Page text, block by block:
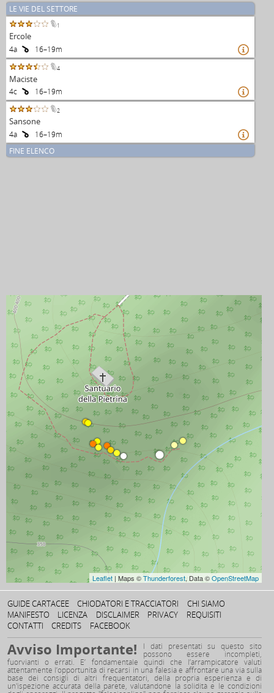
Leaflet | Maps ©Thunderforest, Data ©OpenStreetMap
LE VIE DEL SETTORE
1
Ercole
4a 16–19m 
4
Maciste
4c 16–19m 
2
Sansone
4a 16–19m 
FINE ELENCO
GUIDE CARTACEE CHIODATORI E TRACCIATORI
CHI SIAMO
MANIFESTO
LICENZA DISCLAIMER PRIVACY
REQUISITI
CONTATTI
CREDITS FACEBOOK
Avviso Importante! I dati presentati su questo sito
possono essere incompleti,
fuorvianti o errati. E’ fondamentale quindi che l’arrampicatore valuti
attentamente l’opportunità di recarsi in una falesia e affrontare una via sulla
base dei consigli di altri frequentatori, della propria esperienza e di
un'ispezione accurata della parete, valutandone la solidità e le condizioni